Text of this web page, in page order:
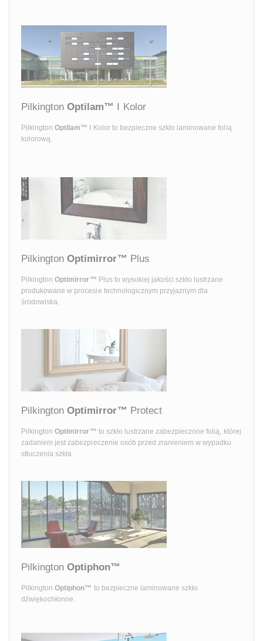
Pilkington Optilam™ I Kolor
PilkingtonOptilam™
I Kolor to bezpieczne szkło laminowane folią
kolorową.
Pilkington Optimirror™ Plus
PilkingtonOptimirror™ Plus to wysokiej jakości szkło lustrzane
produkowane w procesie technologicznym przyjaznym dla
środowiska.
Pilkington Optimirror™ Protect
PilkingtonOptimirror™ to szkło lustrzane zabezpieczone folią, której
zadaniem jest zabezpieczenie osób przed zranieniem w wypadku
stłuczenia szkła.
Pilkington Optiphon™
PilkingtonOptiphon™ to bezpieczne laminowane szkło
dźwiękochłonne.